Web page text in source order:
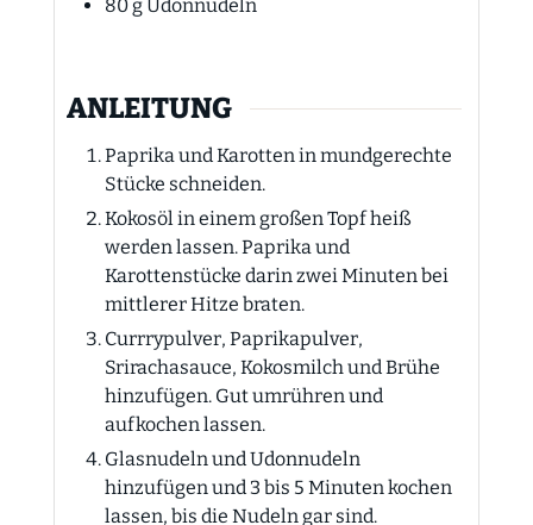
80g Udonnudeln
ANLEITUNG
Paprika und Karotten in mundgerechte
Stücke schneiden.
Kokosöl in einem großen Topf heiß
werden lassen. Paprika und
Karottenstücke darin zwei Minuten bei
mittlerer Hitze braten.
Currrypulver, Paprikapulver,
Srirachasauce, Kokosmilch und Brühe
hinzufügen. Gut umrühren und
aufkochen lassen.
Glasnudeln und Udonnudeln
hinzufügen und 3 bis 5 Minuten kochen
lassen, bis die Nudeln gar sind.